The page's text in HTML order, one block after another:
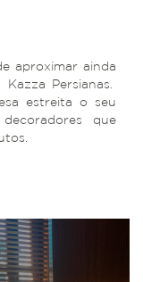
aproximar ainda
Persianas.
estreita o seu
que